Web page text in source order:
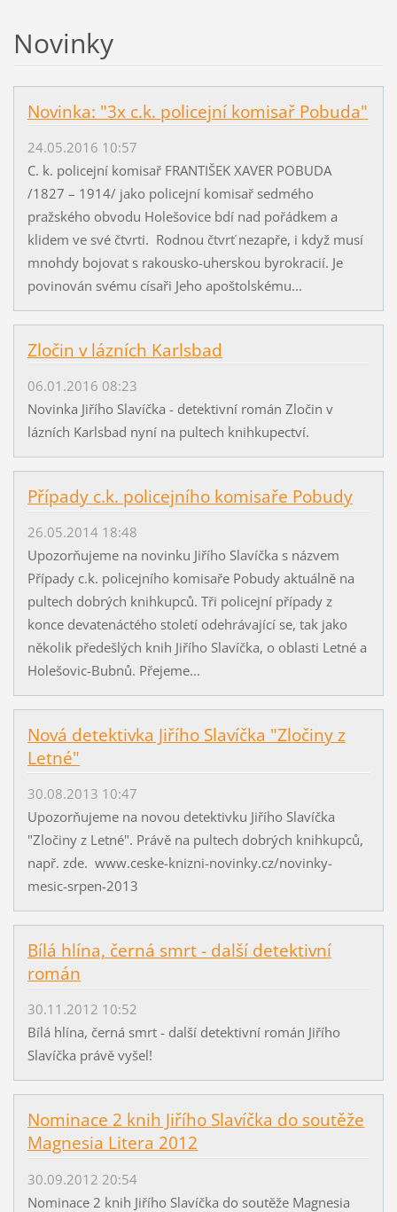
Novinky
Novinka: "3x c.k. policejní komisař Pobuda"
24.05.2016 10:57
C. k. policejní komisař FRANTIŠEK XAVER POBUDA
/1827 – 1914/ jako policejní komisař sedmého
pražského obvodu Holešovice bdí nad pořádkem a
klidem ve své čtvrti. Rodnou čtvrť nezapře, i když musí
mnohdy bojovat s rakousko-uherskou byrokracií. Je
povinován svému císaři Jeho apoštolskému...
Zločin v lázních Karlsbad
06.01.2016 08:23
Novinka Jiřího Slavíčka - detektivní román Zločin v
lázních Karlsbad nyní na pultech knihkupectví.
Případy c.k. policejního komisaře Pobudy
26.05.2014 18:48
Upozorňujeme na novinku Jiřího Slavíčka s názvem
Případy c.k. policejního komisaře Pobudy aktuálně na
pultech dobrých knihkupců. Tři policejní případy z
konce devatenáctého století odehrávající se, tak jako
několik předešlých knih Jiřího Slavíčka, o oblasti Letné a
Holešovic-Bubnů. Přejeme...
Nová detektivka Jiřího Slavíčka "Zločiny z
Letné"
30.08.2013 10:47
Upozorňujeme na novou detektivku Jiřího Slavíčka
"Zločiny z Letné". Právě na pultech dobrých knihkupců,
např. zde. www.ceske-knizni-novinky.cz/novinky-
mesic-srpen-2013
Bílá hlína, černá smrt - další detektivní
román
30.11.2012 10:52
Bílá hlína, černá smrt - další detektivní román Jiřího
Slavíčka právě vyšel!
Nominace 2 knih Jiřího Slavíčka do soutěže
Magnesia Litera 2012
30.09.2012 20:54
Nominace 2 knih Jiřího Slavíčka do soutěže Magnesia